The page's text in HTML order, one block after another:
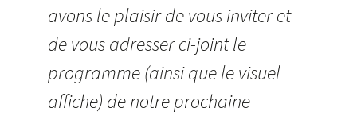
avons le plaisir de vous inviter et
de vous adresser ci-joint le
programme (ainsi que le visuel
affiche) de notre prochaine